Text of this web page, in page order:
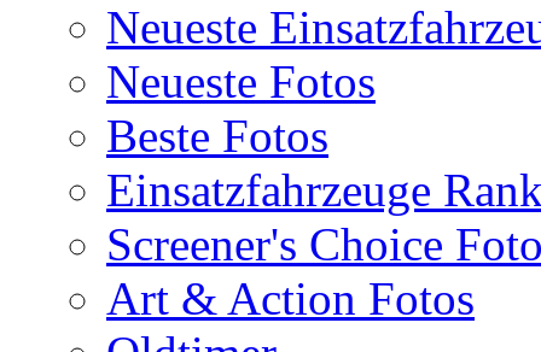
Neueste
Neueste Fotos
Beste Fotos
Einsatzfahrzeuge
Screener's Choice
Art & Action Fotos